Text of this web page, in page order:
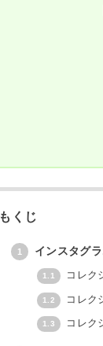
もくじ
1 インスタグ
1.1 コレク
1.2 コレク
1.3 コレク